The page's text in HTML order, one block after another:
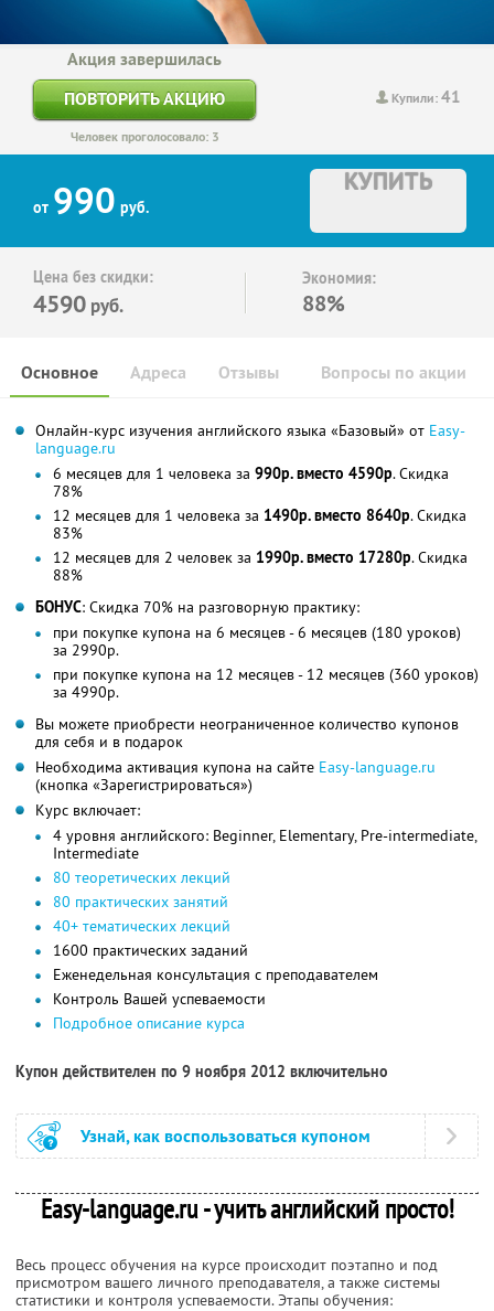
Купили:41
Акция завершилась
ПОВТОРИТЬ АКЦИЮ
Человек проголосовало: 3
от 990 руб.
КУПИТЬ
Цена без скидки:
4590 руб.
Экономия:
88%
Основное Отзывы Вопросы по акции
Адреса
Онлайн-курс изучения английского языка «Базовый» от Easy-
language.ru
6 месяцев для 1 человека за 990р. вместо 4590р. Скидка
78%
12 месяцев для 1 человека за 1490р. вместо 8640р. Скидка
83%
12 месяцев для 2 человек за 1990р. вместо 17280р. Скидка
88%
БОНУС: Скидка 70% на разговорную практику:
при покупке купона на 6 месяцев - 6 месяцев (180 уроков)
за 2990р.
при покупке купона на 12 месяцев - 12 месяцев (360 уроков)
за 4990р.
Вы можете приобрести неограниченное количество купонов
для себя и в подарок
Необходима активация купона на сайте Easy-language.ru
(кнопка «Зарегистрироваться»)
Курс включает:
4 уровня английского: Beginner, Elementary, Pre-intermediate,
Intermediate
80 теоретических лекций
80 практических занятий
40+ тематических лекций
1600 практических заданий
Еженедельная консультация с преподавателем
Контроль Вашей успеваемости
Подробное описание курса
Купон действителен по 9 ноября 2012 включительно
Узнай, как воспользоваться купоном
Easy-language.ru - учить английский просто!
Весь процесс обучения на курсе происходит поэтапно и под
присмотром вашего личного преподавателя, а также системы
статистики и контроля успеваемости. Этапы обучения: